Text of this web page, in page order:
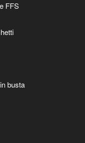
FFS
busta